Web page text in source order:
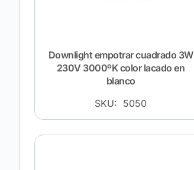
Downlight empotrar cuadrado 3W
230V 3000ºK color lacado en
blanco
SKU: 5050